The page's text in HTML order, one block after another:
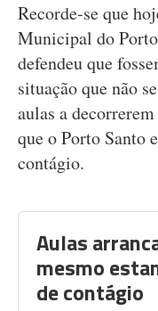
Recorde-se que
Municipal do
defendeu que
situação que não
aulas a
que o Porto Santo
contágio.
Aulas
mesmo
de contágio